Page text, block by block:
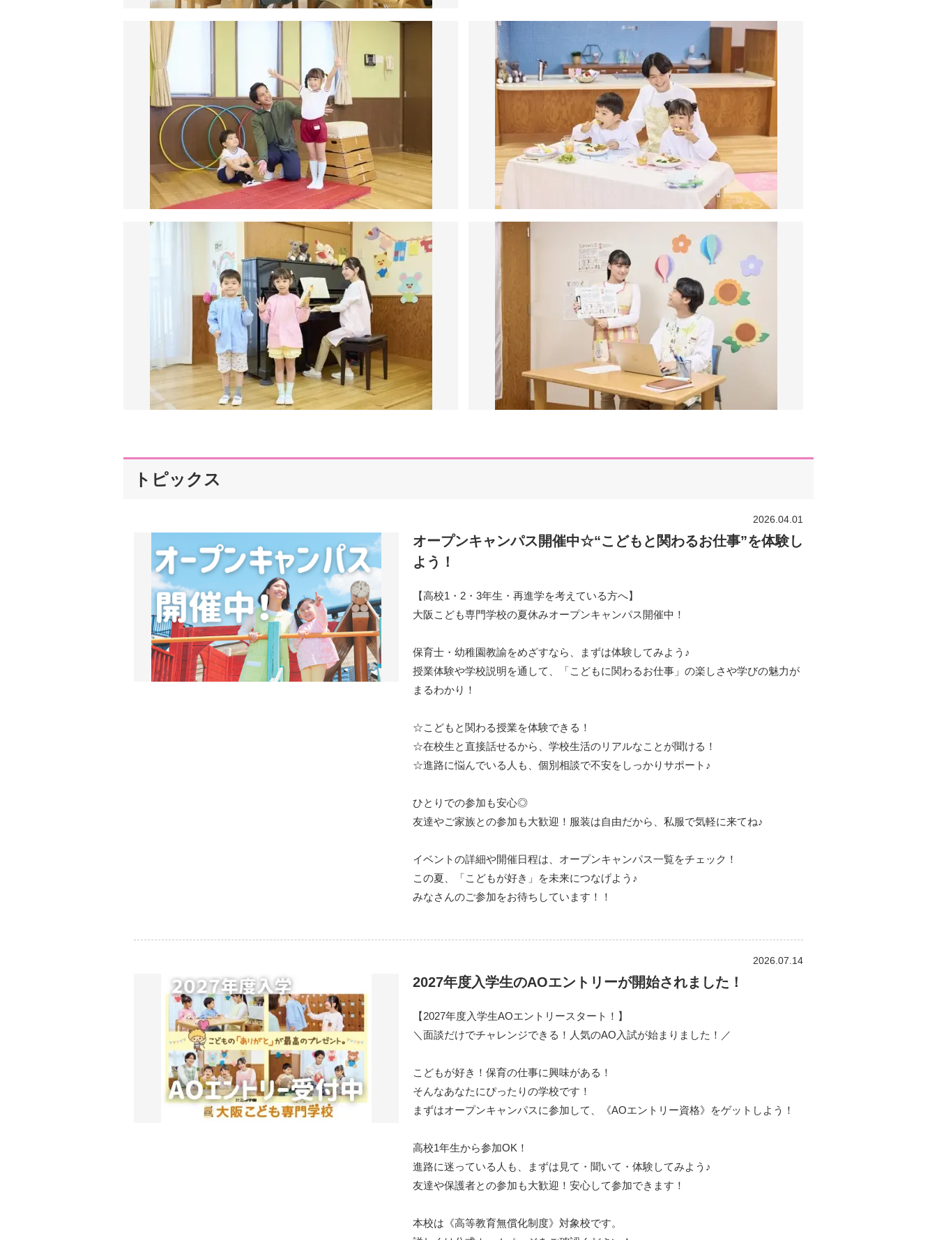
トピックス
2026.04.01
オープンキャンパス開催中☆“こどもと関わるお仕事”を体験し
よう！
【高校1・2・3年生・再進学を考えている方へ】
大阪こども専門学校の夏休みオープンキャンパス開催中！
保育士・幼稚園教諭をめざすなら、まずは体験してみよう♪
授業体験や学校説明を通して、「こどもに関わるお仕事」の楽しさや学びの魅力が
まるわかり！
☆こどもと関わる授業を体験できる！
☆在校生と直接話せるから、学校生活のリアルなことが聞ける！
☆進路に悩んでいる人も、個別相談で不安をしっかりサポート♪
ひとりでの参加も安心◎
友達やご家族との参加も大歓迎！服装は自由だから、私服で気軽に来てね♪
イベントの詳細や開催日程は、オープンキャンパス一覧をチェック！
この夏、「こどもが好き」を未来につなげよう♪
みなさんのご参加をお待ちしています！！
2026.07.14
2027年度入学生のAOエントリーが開始されました！
【2027年度入学生AOエントリースタート！】
＼面談だけでチャレンジできる！人気のAO入試が始まりました！／
こどもが好き！保育の仕事に興味がある！
そんなあなたにぴったりの学校です！
まずはオープンキャンパスに参加して、《AOエントリー資格》をゲットしよう！
高校1年生から参加OK！
進路に迷っている人も、まずは見て・聞いて・体験してみよう♪
友達や保護者との参加も大歓迎！安心して参加できます！
本校は《高等教育無償化制度》対象校です。